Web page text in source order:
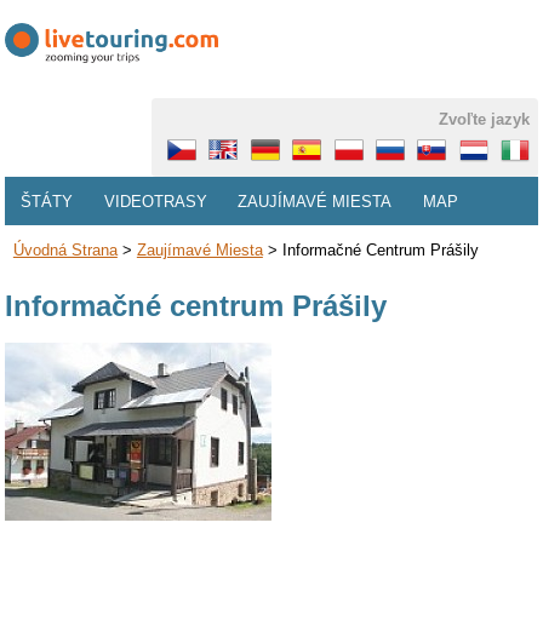
Zvoľte jazyk
ŠTÁTY VIDEOTRASY ZAUJÍMAVÉ MIESTA MAP
Úvodná Strana> Zaujímavé Miesta> Informačné Centrum Prášily
Informačné centrum Prášily